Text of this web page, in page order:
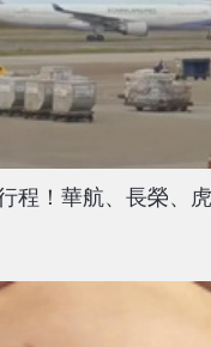
程！華航、長榮、